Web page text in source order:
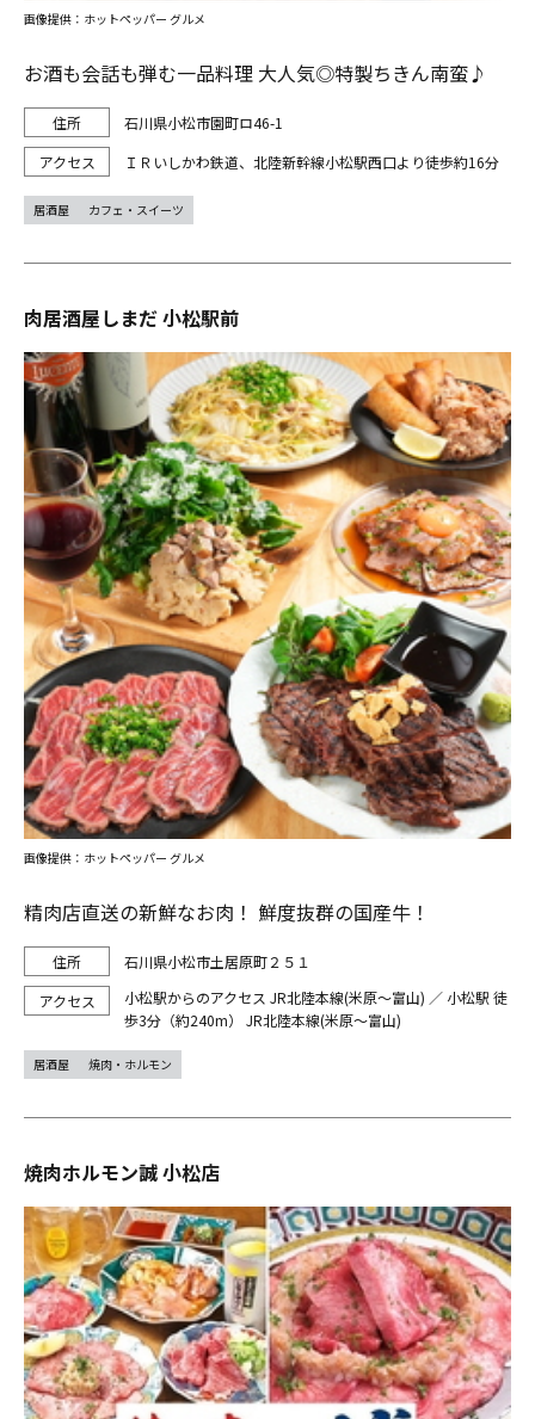
お酒も会話も弾む一品料理 大人気◎特製ちきん南蛮♪
石川県小松市園町ロ46-1
ＩＲいしかわ鉄道、北陸新幹線小松駅西口より徒歩約16分
画像提供：ホットペッパー グルメ
居酒屋 カフェ・スイーツ
肉居酒屋しまだ 小松駅前
精肉店直送の新鮮なお肉！ 鮮度抜群の国産牛！
石川県小松市土居原町２５１
小松駅からのアクセス JR北陸本線(米原～富山) ／ 小松駅 徒
歩3分（約240m） JR北陸本線(米原～富山)
画像提供：ホットペッパー グルメ
居酒屋 焼肉・ホルモン
焼肉ホルモン誠 小松店